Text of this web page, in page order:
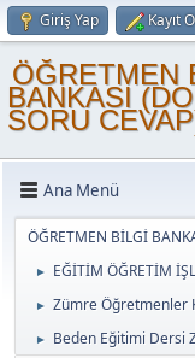
Giriş Yap Kayıt
ÖĞRETMEN
BANKASI
SORU
Ana Menü
ÖĞRETMEN BİLGİ
► EĞİTİM ÖĞRETİM
► Zümre Öğretmenler
► Beden Eğitimi Dersi